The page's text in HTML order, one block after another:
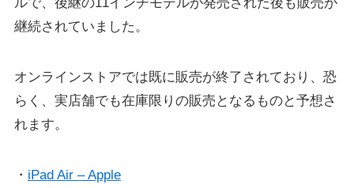
継続されていました。
オンラインストアでは既に販売が終了されており、恐
らく、実店舗でも在庫限りの販売となるものと予想さ
れます。
・ iPad Air – Apple